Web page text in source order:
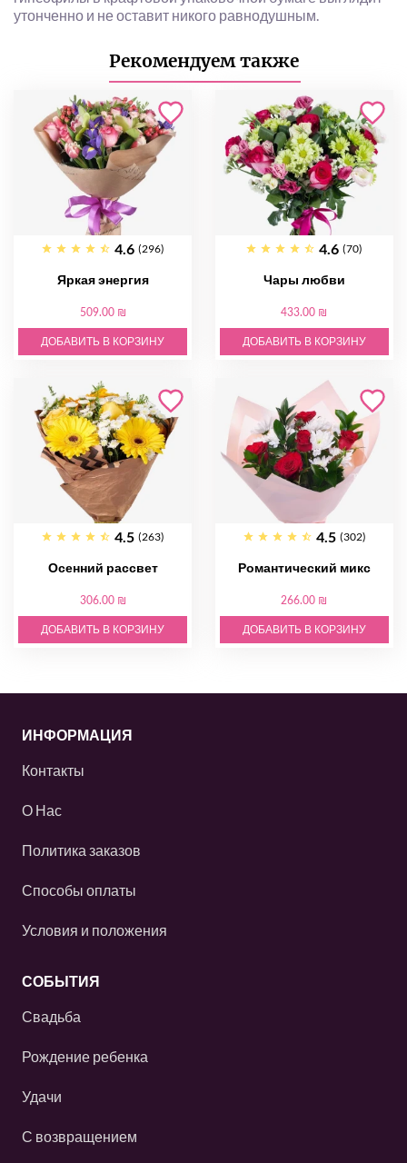
утонченно и не оставит никого равнодушным.
Рекомендуем также
4.6 (296)
Яркая энергия
509.00 ₪
ДОБАВИТЬ В КОРЗИНУ
4.6 (70)
Чары любви
433.00 ₪
ДОБАВИТЬ В КОРЗИНУ
4.5 (263)
Осенний рассвет
306.00 ₪
ДОБАВИТЬ В КОРЗИНУ
4.5 (302)
Романтический микс
266.00 ₪
ДОБАВИТЬ В КОРЗИНУ
ИНФОРМАЦИЯ
Контакты
О Нас
Политика заказов
Способы оплаты
Условия и положения
СОБЫТИЯ
Свадьба
Рождение ребенка
Удачи
С возвращением